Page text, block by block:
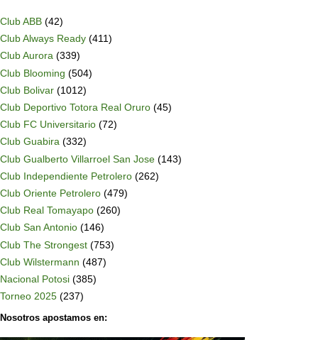
Club ABB (42)
Club Always Ready (411)
Club Aurora (339)
Club Blooming (504)
Club Bolivar (1012)
Club Deportivo Totora Real Oruro (45)
Club FC Universitario (72)
Club Guabira (332)
Club Gualberto Villarroel San Jose (143)
Club Independiente Petrolero (262)
Club Oriente Petrolero (479)
Club Real Tomayapo (260)
Club San Antonio (146)
Club The Strongest (753)
Club Wilstermann (487)
Nacional Potosi (385)
Torneo 2025 (237)
Nosotros apostamos en: